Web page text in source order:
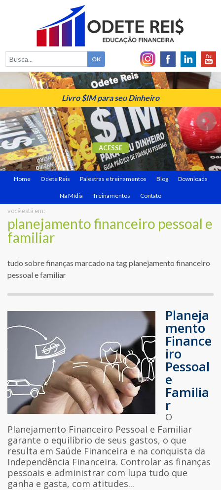
Livro $IM para seu Dinheiro
ACESSE
Home Odete Reis Palestras e treinamentos Blog Downloads
Na Mídia Treinamentos Contato
você está em:
planejamento financeiro pessoal e
familiar
tudo sobre finanças marcado na tag planejamento financeiro
pessoal e familiar
Planeja
mento
Finance
iro
Pessoal
e
Familia
r
O
Planejamento Financeiro Pessoal e Familiar
garante o equilíbrio de seus gastos, o que
resulta em Saúde Financeira e na conquista da
Independência Financeira. Controlar as finanças
pessoais e administrar com lupa tudo que
ganha e gasta, com atitudes...